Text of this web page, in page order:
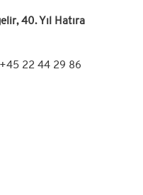
40. Yıl Hatıra
22 44 29 86